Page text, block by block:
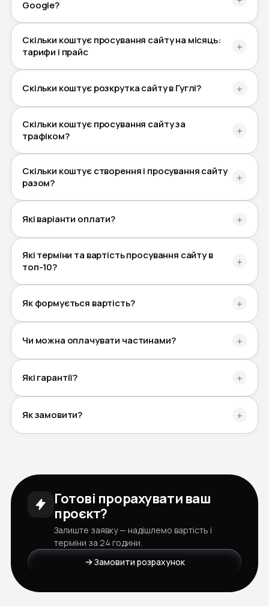
Google?
Скільки коштує просування сайту на місяць:
тарифи і прайс
＋
Скільки коштує розкрутка сайту в Гуглі? ＋
Скільки коштує просування сайту за
трафіком?
＋
Скільки коштує створення і просування сайту
разом?
＋
Які варіанти оплати? ＋
Які терміни та вартість просування сайту в
топ-10?
＋
Як формується вартість? ＋
Чи можна оплачувати частинами? ＋
Які гарантії? ＋
Як замовити? ＋
Готові прорахувати ваш
проєкт?
Залиште заявку — надішлемо вартість і
терміни за 24 години.
Замовити розрахунок